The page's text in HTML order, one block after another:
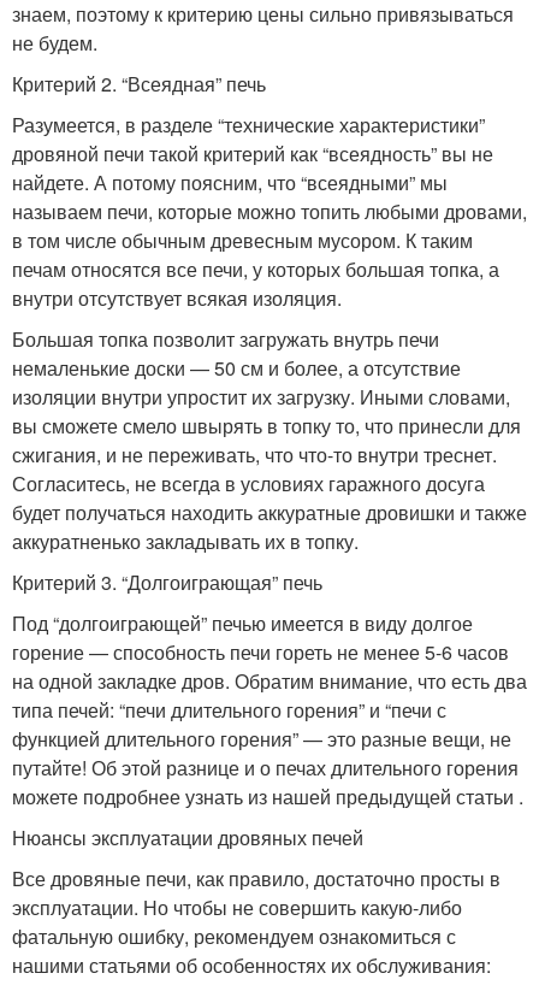
знаем, поэтому к критерию цены сильно привязываться
не будем.
Критерий 2. “Всеядная” печь
Разумеется, в разделе “технические характеристики”
дровяной печи такой критерий как “всеядность” вы не
найдете. А потому поясним, что “всеядными” мы
называем печи, которые можно топить любыми дровами,
в том числе обычным древесным мусором. К таким
печам относятся все печи, у которых большая топка, а
внутри отсутствует всякая изоляция.
Большая топка позволит загружать внутрь печи
немаленькие доски — 50 см и более, а отсутствие
изоляции внутри упростит их загрузку. Иными словами,
вы сможете смело швырять в топку то, что принесли для
сжигания, и не переживать, что что-то внутри треснет.
Согласитесь, не всегда в условиях гаражного досуга
будет получаться находить аккуратные дровишки и также
аккуратненько закладывать их в топку.
Критерий 3. “Долгоиграющая” печь
Под “долгоиграющей” печью имеется в виду долгое
горение — способность печи гореть не менее 5-6 часов
на одной закладке дров. Обратим внимание, что есть два
типа печей: “печи длительного горения” и “печи с
функцией длительного горения” — это разные вещи, не
путайте! Об этой разнице и о печах длительного горения
можете подробнее узнать из нашей предыдущей статьи .
Нюансы эксплуатации дровяных печей
Все дровяные печи, как правило, достаточно просты в
эксплуатации. Но чтобы не совершить какую-либо
фатальную ошибку, рекомендуем ознакомиться с
нашими статьями об особенностях их обслуживания: